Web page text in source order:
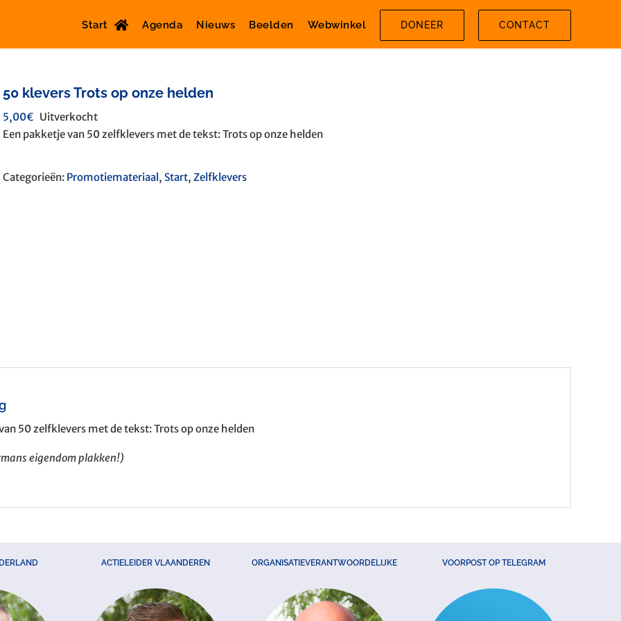
Start Agenda Nieuws Beelden Webwinkel DONEER CONTACT
50 klevers Trots op onze helden
5,00€ Uitverkocht
Een pakketje van 50 zelfklevers met de tekst: Trots op onze helden
Categorieën: Promotiemateriaal, Start, Zelfklevers
50 zelfklevers met de tekst: Trots op onze helden
eigendom plakken!)
ACTIELEIDER VLAANDEREN ORGANISATIEVERANTWOORDELIJKE VOORPOST OP TELEGRAM